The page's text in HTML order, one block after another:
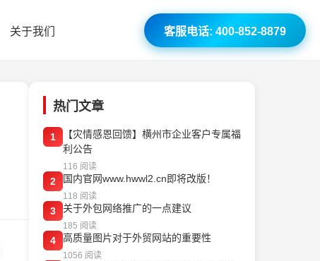
关于我们 客服电话: 400-852-8879
热门文章
1
【灾情感恩回馈】横州市企业客户专属福
利公告
116 阅读
2 国内官网www.hwwl2.cn即将改版！
118 阅读
3 关于外包网络推广的一点建议
185 阅读
4 高质量图片对于外贸网站的重要性
1056 阅读